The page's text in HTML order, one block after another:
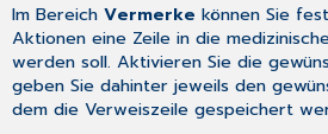
Im BereichVermerke können Sie
Aktionen eine Zeile in die
werden soll. Aktivieren Sie die
geben Sie dahinter jeweils den
dem die Verweiszeile gespeichert